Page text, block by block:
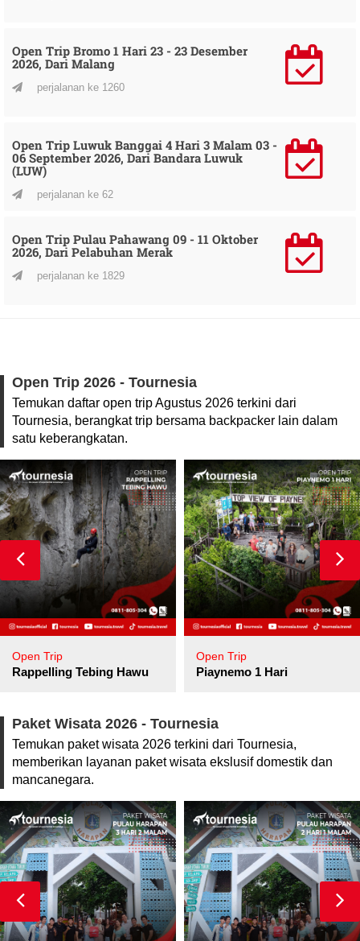
Open Trip Bromo 1 Hari 23 - 23 Desember
2026, Dari Malang
perjalanan ke 1260
Open Trip Luwuk Banggai 4 Hari 3 Malam 03 -
06 September 2026, Dari Bandara Luwuk
(LUW)
perjalanan ke 62
Open Trip Pulau Pahawang 09 - 11 Oktober
2026, Dari Pelabuhan Merak
perjalanan ke 1829
Open Trip 2026 - Tournesia
Temukan daftar open trip Agustus 2026 terkini dari
Tournesia, berangkat trip bersama backpacker lain dalam
satu keberangkatan.
Open Trip
Rappelling Tebing Hawu
Open Trip
Piaynemo 1 Hari
Paket Wisata 2026 - Tournesia
Temukan paket wisata 2026 terkini dari Tournesia,
memberikan layanan paket wisata ekslusif domestik dan
mancanegara.